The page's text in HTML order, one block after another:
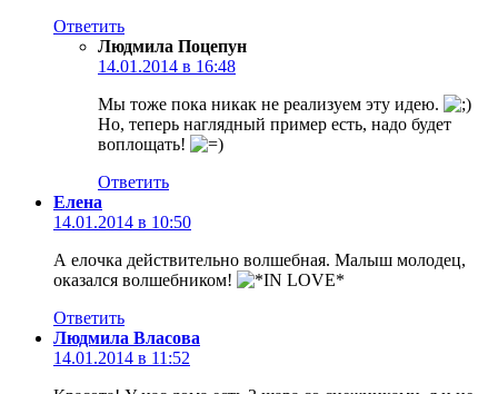
Ответить
Людмила Поцепун
14.01.2014 в 16:48
Мы тоже пока никак не реализуем эту идею.
Но, теперь наглядный пример есть, надо будет
воплощать!
Ответить
Елена
14.01.2014 в 10:50
А елочка действительно волшебная. Малыш молодец,
оказался волшебником!
Ответить
Людмила Власова
14.01.2014 в 11:52